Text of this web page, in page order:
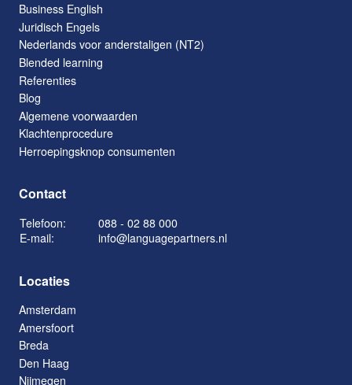
Business English
Juridisch Engels
Nederlands voor anderstaligen (NT2)
Blended learning
Referenties
Blog
Algemene voorwaarden
Klachtenprocedure
Herroepingsknop consumenten
Contact
Telefoon:
088 - 02 88 000
E-mail:
info@languagepartners.nl
Locaties
Amsterdam
Amersfoort
Breda
Den Haag
Nijmegen